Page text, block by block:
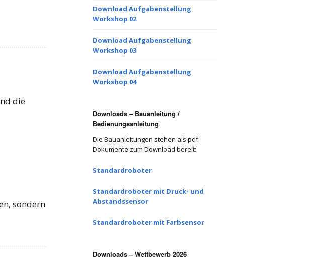
die
sondern
Download Aufgabenstellung
Workshop 02
Download Aufgabenstellung
Workshop 03
Download Aufgabenstellung
Workshop 04
Downloads – Bauanleitung /
Bedienungsanleitung
Die Bauanleitungen stehen als pdf-
Dokumente zum Download bereit:
Standardroboter
Standardroboter mit Druck- und
Abstandssensor
Standardroboter mit Farbsensor
Downloads – Wettbewerb 2026